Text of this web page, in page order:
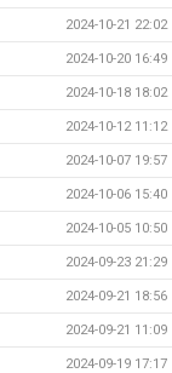
2024-10-21 22:02
2024-10-20 16:49
2024-10-18 18:02
2024-10-12 11:12
2024-10-07 19:57
2024-10-06 15:40
2024-10-05 10:50
2024-09-23 21:29
2024-09-21 18:56
2024-09-21 11:09
2024-09-19 17:17